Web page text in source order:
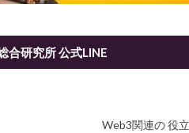
合研究所 公式LINE
Web3関連の 役